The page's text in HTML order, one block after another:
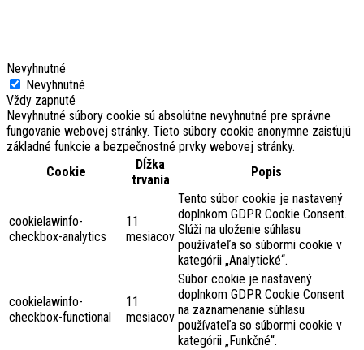
Nevyhnutné
Nevyhnutné
Vždy zapnuté
Nevyhnutné súbory cookie sú absolútne nevyhnutné pre správne
fungovanie webovej stránky. Tieto súbory cookie anonymne zaisťujú
základné funkcie a bezpečnostné prvky webovej stránky.
Cookie
Dĺžka
trvania
Popis
cookielawinfo-
checkbox-analytics
11
mesiacov
Tento súbor cookie je nastavený
doplnkom GDPR Cookie Consent.
Slúži na uloženie súhlasu
používateľa so súbormi cookie v
kategórii „Analytické“.
cookielawinfo-
checkbox-functional
11
mesiacov
Súbor cookie je nastavený
doplnkom GDPR Cookie Consent
na zaznamenanie súhlasu
používateľa so súbormi cookie v
kategórii „Funkčné“.